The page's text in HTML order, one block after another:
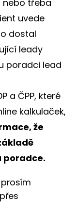
nebo třeba
uvede
dostal
leady
poradci lead
a ČPP, které
kalkulaček,
že
poradce.